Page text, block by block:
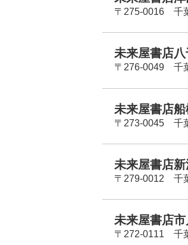
〒275-0016 千
未来屋書店
〒276-0049 千
未来屋書店
〒273-0045 千
未来屋書店
〒279-0012 千
未来屋書店
〒272-0111 千